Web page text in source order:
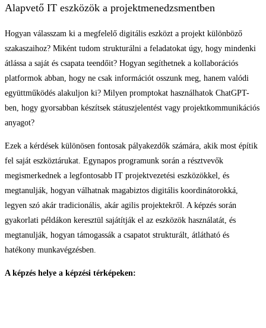
Alapvető IT eszközök a projektmenedzsmentben
Hogyan válasszam ki a megfelelő digitális eszközt a projekt különböző
szakaszaihoz? Miként tudom strukturálni a feladatokat úgy, hogy mindenki
átlássa a saját és csapata teendőit? Hogyan segíthetnek a kollaborációs
platformok abban, hogy ne csak információt osszunk meg, hanem valódi
együttműködés alakuljon ki? Milyen promptokat használhatok ChatGPT-
ben, hogy gyorsabban készítsek státuszjelentést vagy projektkommunikációs
anyagot?
Ezek a kérdések különösen fontosak pályakezdők számára, akik most építik
fel saját eszköztárukat. Egynapos programunk során a résztvevők
megismerkednek a legfontosabb IT projektvezetési eszközökkel, és
megtanulják, hogyan válhatnak magabiztos digitális koordinátorokká,
legyen szó akár tradicionális, akár agilis projektekről. A képzés során
gyakorlati példákon keresztül sajátítják el az eszközök használatát, és
megtanulják, hogyan támogassák a csapatot strukturált, átlátható és
hatékony munkavégzésben.
A képzés helye a képzési térképeken: